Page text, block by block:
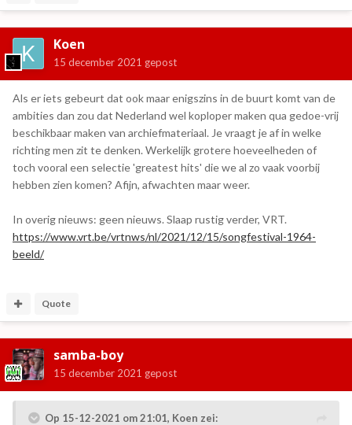
Koen
15 december 2021 gepost
Als er iets gebeurt dat ook maar enigszins in de buurt komt van de
ambities dan zou dat Nederland wel koploper maken qua gedoe-vrij
beschikbaar maken van archiefmateriaal. Je vraagt je af in welke
richting men zit te denken. Werkelijk grotere hoeveelheden of
toch vooral een selectie 'greatest hits' die we al zo vaak voorbij
hebben zien komen? Afijn, afwachten maar weer.
In overig nieuws: geen nieuws. Slaap rustig verder, VRT.
https://www.vrt.be/vrtnws/nl/2021/12/15/songfestival-1964-
beeld/
Quote
samba-boy
15 december 2021 gepost
Op 15-12-2021 om 21:01, Koen zei: